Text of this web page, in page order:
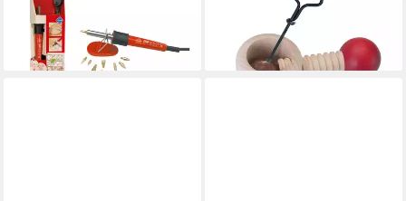
Set mit 9 Aufsätzen, 0260
ab 18,99 €
lieferbar - in 2-3 Werktagen bei dir
NA2-3-4-5Halter
11,99 €
lieferbar - in 2-3 Werktagen bei dir